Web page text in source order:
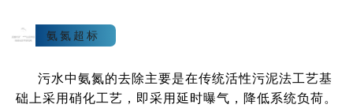
2 氨氮超标
污水中氨氮的去除主要是在传统活性污泥法工艺基
础上采用硝化工艺，即采用延时曝气，降低系统负荷。